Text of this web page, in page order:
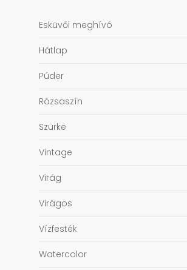
Esküvői meghívó
Hátlap
Púder
Rózsaszín
Szürke
Vintage
Virág
Virágos
Vízfesték
Watercolor